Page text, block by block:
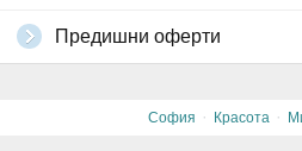
Предишни оферти
София · Красота ·